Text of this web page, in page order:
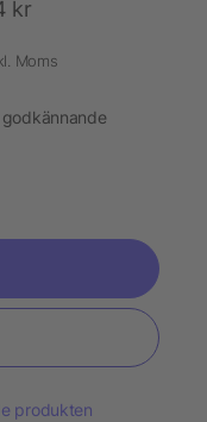
kr
Moms
produkten